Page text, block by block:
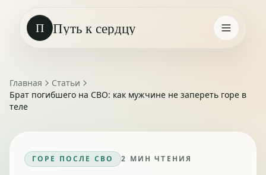
П Путь к сердцу
Главная
Статьи
Брат погибшего на СВО: как мужчине не запереть горе в
теле
ГОРЕ ПОСЛЕ СВО 2 МИН ЧТЕНИЯ